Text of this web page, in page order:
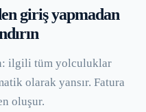
giriş yapmadan
ilgili tüm yolculuklar
olarak yansır. Fatura
oluşur.